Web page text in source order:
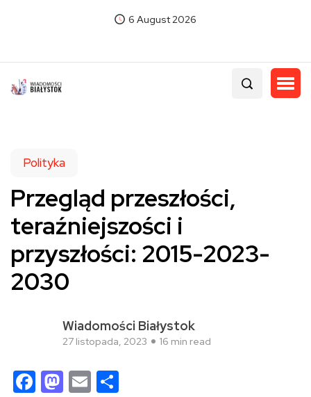
6 August 2026
Polityka
Przegląd przeszłości,
teraźniejszości i
przyszłości: 2015-2023-
2030
Wiadomości Białystok
27 listopada, 2023 16 min read
Facebook
Mastodon
Email